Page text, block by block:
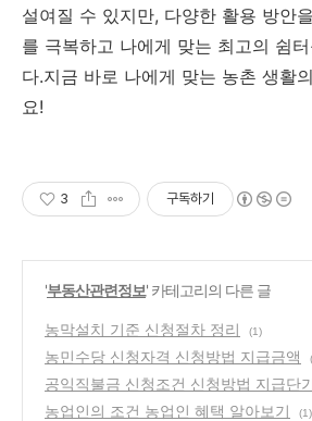
설여질 수 있지만, 다양한 활용 방안
를 극복하고 나에게 맞는 최고의 쉼
다.지금 바로 나에게 맞는 농촌 생활
요!
3 구독하기
'부동산관련정보' 카테고리의 다른 글
농막설치 기준 신청절차 정리 (1)
농민수당 신청자격 신청방법 지급금액
공익직불금 신청조건 신청방법 지급단
농업인의 조건 농업인 혜택 알아보기 (1)